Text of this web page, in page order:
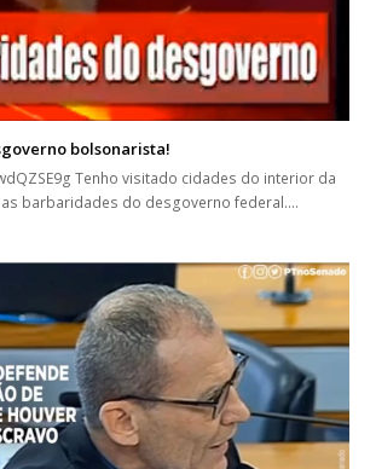
bolsonarista!
Tenho visitado cidades do interior da
as barbaridades do desgoverno federal.…